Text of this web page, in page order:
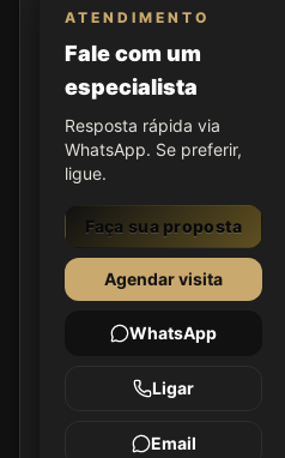
ATENDIMENTO
Fale com um
especialista
Resposta rápida via
WhatsApp. Se preferir,
ligue.
Faça sua proposta
Agendar visita
WhatsApp
Ligar
Email